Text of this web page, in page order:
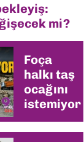
mi?
Foça
halkı taş
ocağını
istemiyor